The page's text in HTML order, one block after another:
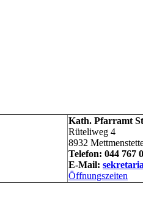
Kath. Pfarramt
Rüteliweg 4
8932
Telefon: 044 767
E-Mail:
Öffnungszeiten